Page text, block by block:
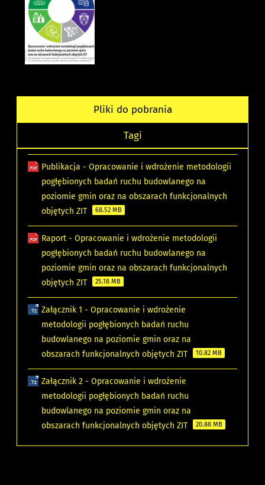
Pliki do pobrania
Tagi
Publikacja - Opracowanie i wdrożenie metodologii
pogłębionych badań ruchu budowlanego na
poziomie gmin oraz na obszarach funkcjonalnych
objętych ZIT
68.52 MB
Raport - Opracowanie i wdrożenie metodologii
pogłębionych badań ruchu budowlanego na
poziomie gmin oraz na obszarach funkcjonalnych
objętych ZIT
25.18 MB
Załącznik 1 - Opracowanie i wdrożenie
metodologii pogłębionych badań ruchu
budowlanego na poziomie gmin oraz na
obszarach funkcjonalnych objętych ZIT
10.82 MB
Załącznik 2 - Opracowanie i wdrożenie
metodologii pogłębionych badań ruchu
budowlanego na poziomie gmin oraz na
obszarach funkcjonalnych objętych ZIT
20.88 MB